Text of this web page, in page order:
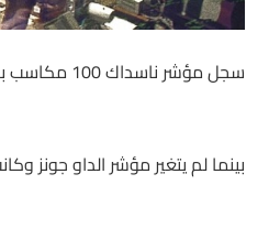
سجل مؤشر ناسداك 100 مكاسب بحوالي 0.5% بقيادة ارتفاعات تيسلا وفيسبوك وأيضا ارتفاعات بقية أسهم التكنولوجيا
بينما لم يتغير مؤشر الداو جونز وكانت